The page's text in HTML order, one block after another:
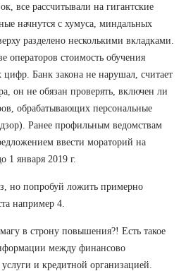
все рассчитывали на гигантские
начнутся с хумуса, миндальных
разделено несколькими вкладками.
операторов стоимость обучения
Банк закона не нарушал, считает
он не обязан проверять, включен ли
обрабатывающих персональные
Ранее профильным ведомствам
ввести мораторий на
1 января 2019 г.
но попробуй ложить примерно
например 4.
в строну повышения?! Есть такое
между финансово
и кредитной организацией.